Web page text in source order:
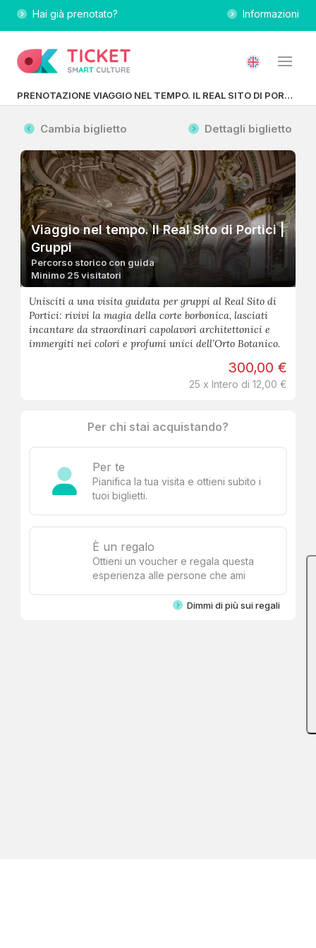
Hai già prenotato? Informazioni
PRENOTAZIONE VIAGGIO NEL TEMPO. IL REAL SITO DI PORTICI | GRUPPI
Cambia biglietto Dettagli biglietto
Viaggio nel tempo. Il Real Sito di Portici |
Gruppi
Percorso storico con guida
Minimo 25 visitatori
Unisciti a una visita guidata per gruppi al Real Sito di
Portici: rivivi la magia della corte borbonica, lasciati
incantare da straordinari capolavori architettonici e
immergiti nei colori e profumi unici dell’Orto Botanico.
300,00 €
25 x Intero di 12,00 €
Per chi stai acquistando?
Per te
Pianifica la tua visita e ottieni subito i
tuoi biglietti.
È un regalo
Ottieni un voucher e regala questa
esperienza alle persone che ami
Dimmi di più sui regali